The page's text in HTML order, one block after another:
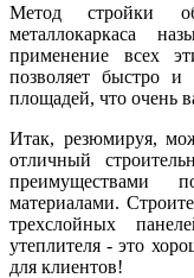
Метод стройки
металлокаркаса
применение всех
позволяет быстро
площадей, что очень
Итак, резюмируя,
отличный
преимуществами
материалами.
трехслойных
утеплителя - это
для клиентов!